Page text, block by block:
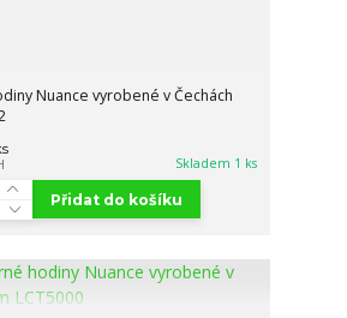
Nuance vyrobené v Čechách
Skladem 1 ks
Přidat do košíku